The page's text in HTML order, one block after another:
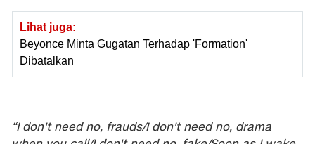
Lihat juga:
Beyonce Minta Gugatan Terhadap 'Formation'
Dibatalkan
“I don't need no, frauds/I don't need no, drama